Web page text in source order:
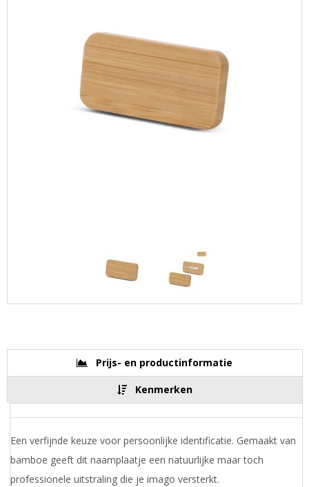
Prijs- en productinformatie
Kenmerken
Een verfijnde keuze voor persoonlijke identificatie. Gemaakt van
bamboe geeft dit naamplaatje een natuurlijke maar toch
professionele uitstraling die je imago versterkt.